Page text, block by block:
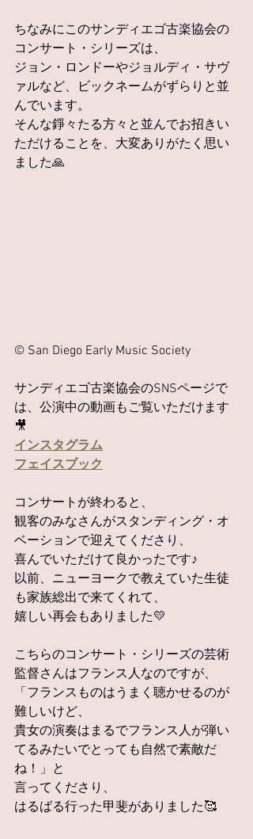
ちなみにこのサンディエゴ古楽協会の
コンサート・シリーズは、
ジョン・ロンドーやジョルディ・サヴ
ァルなど、ビックネームがずらりと並
んでいます。
そんな錚々たる方々と並んでお招きい
ただけることを、大変ありがたく思い
ました🙏
© San Diego Early Music Society
サンディエゴ古楽協会のSNSページで
は、公演中の動画もご覧いただけます
🎥
インスタグラム
フェイスブック
コンサートが終わると、
観客のみなさんがスタンディング・オ
ベーションで迎えてくださり、
喜んでいただけて良かったです♪
以前、ニューヨークで教えていた生徒
も家族総出で来てくれて、
嬉しい再会もありました💛
こちらのコンサート・シリーズの芸術
監督さんはフランス人なのですが、
「フランスものはうまく聴かせるのが
難しいけど、
貴女の演奏はまるでフランス人が弾い
てるみたいでとっても自然で素敵だ
ね！」と
言ってくださり、
はるばる行った甲斐がありました🥰